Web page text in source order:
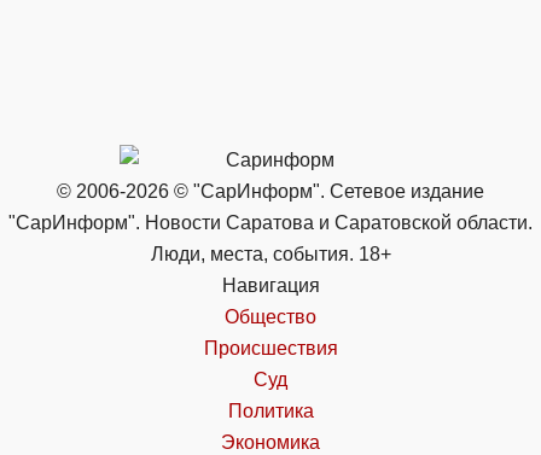
© 2006-2026 © "СарИнформ". Сетевое издание
"СарИнформ". Новости Саратова и Саратовской области.
Люди, места, события. 18+
Навигация
Общество
Происшествия
Суд
Политика
Экономика